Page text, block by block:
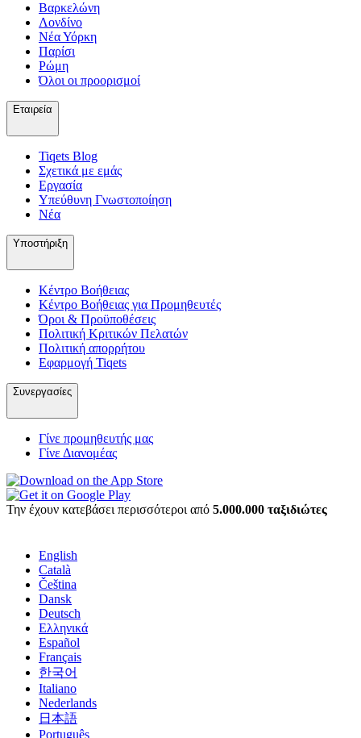
Βαρκελώνη
Λονδίνο
Νέα Υόρκη
Παρίσι
Ρώμη
Όλοι οι προορισμοί
Εταιρεία
Tiqets Βlog
Σχετικά με εμάς
Εργασία
Υπεύθυνη Γνωστοποίηση
Νέα
Υποστήριξη
Κέντρο Βοήθειας
Κέντρο Βοήθειας για Προμηθευτές
Όροι & Προϋποθέσεις
Πολιτική Κριτικών Πελατών
Πολιτική απορρήτου
Εφαρμογή Tiqets
Συνεργασίες
Γίνε προμηθευτής μας
Γίνε Διανομέας
Την έχουν κατεβάσει περισσότεροι από 5.000.000 ταξιδιώτες
English
Català
Čeština
Dansk
Deutsch
Ελληνικά
Español
Français
한국어
Italiano
Nederlands
日本語
Português